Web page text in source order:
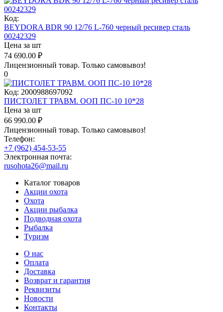
Код:
BEYDORA BDR 90 12/76 L-760 черный ресивер сталь
00242329
Цена за шт
74 690.00 ₽
Лицензионный товар. Только самовывоз!
0
Код: 2000988697092
ПИСТОЛЕТ ТРАВМ. ООП ПС-10 10*28
Цена за шт
66 990.00 ₽
Лицензионный товар. Только самовывоз!
Телефон:
+7 (962) 454-53-55
Электронная почта:
rusohota26@mail.ru
Каталог товаров
Акции охота
Охота
Акции рыбалка
Подводная охота
Рыбалка
Туризм
О нас
Оплата
Доставка
Возврат и гарантия
Реквизиты
Новости
Контакты